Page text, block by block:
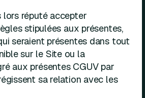
lors réputé accepter
stipulées aux présentes,
seraient présentes dans tout
sur le Site ou la
aux présentes CGUV par
sa relation avec les